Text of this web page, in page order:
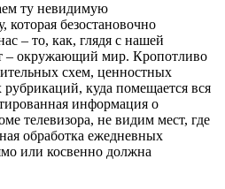
ту невидимую
безостановочно
– то, как, глядя с нашей
– окружающий мир. Кропотливо
схем, ценностных
куда помещается вся
информация о
телевизора, не видим мест, где
обработка ежедневных
или косвенно должна